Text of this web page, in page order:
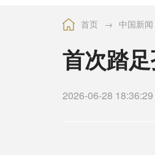
首页 → 中国新闻
首次踏
2026-06-28